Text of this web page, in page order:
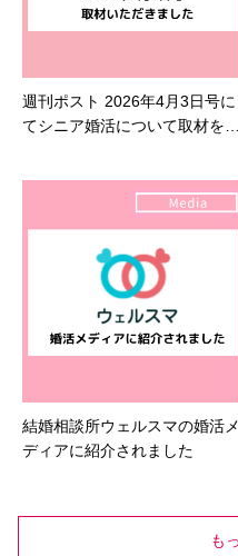
週刊ポスト 2026年4月3日号に
てシニア婚活について取材を受
結婚相談所ウェルスマの婚活メ
ディアに紹介されました
も